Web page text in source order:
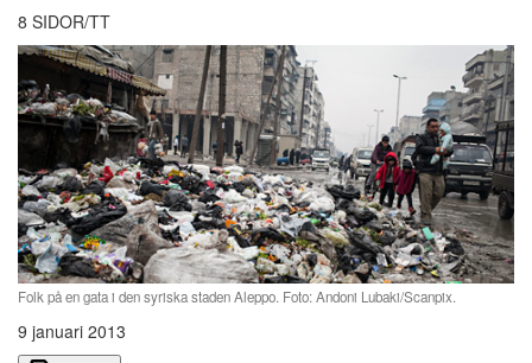
8 SIDOR/TT
Folk på en gata i den syriska staden Aleppo. Foto: Andoni Lubaki/Scanpix.
9 januari 2013